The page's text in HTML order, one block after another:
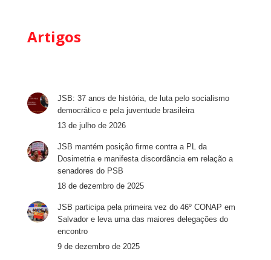
Artigos
JSB: 37 anos de história, de luta pelo socialismo
democrático e pela juventude brasileira
13 de julho de 2026
JSB mantém posição firme contra a PL da
Dosimetria e manifesta discordância em relação a
senadores do PSB
18 de dezembro de 2025
JSB participa pela primeira vez do 46º CONAP em
Salvador e leva uma das maiores delegações do
encontro
9 de dezembro de 2025